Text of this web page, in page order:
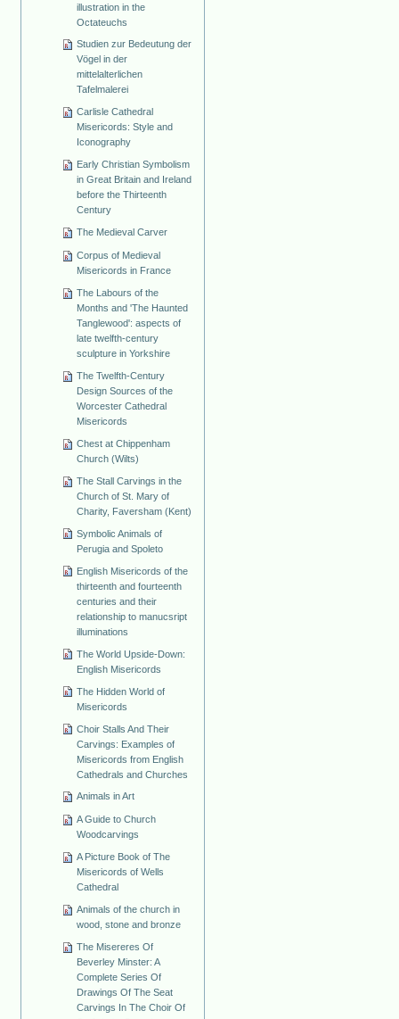
illustration in the
Octateuchs
Studien zur Bedeutung der
Vögel in der
mittelalterlichen
Tafelmalerei
Carlisle Cathedral
Misericords: Style and
Iconography
Early Christian Symbolism
in Great Britain and Ireland
before the Thirteenth
Century
The Medieval Carver
Corpus of Medieval
Misericords in France
The Labours of the
Months and 'The Haunted
Tanglewood': aspects of
late twelfth-century
sculpture in Yorkshire
The Twelfth-Century
Design Sources of the
Worcester Cathedral
Misericords
Chest at Chippenham
Church (Wilts)
The Stall Carvings in the
Church of St. Mary of
Charity, Faversham (Kent)
Symbolic Animals of
Perugia and Spoleto
English Misericords of the
thirteenth and fourteenth
centuries and their
relationship to manucsript
illuminations
The World Upside-Down:
English Misericords
The Hidden World of
Misericords
Choir Stalls And Their
Carvings: Examples of
Misericords from English
Cathedrals and Churches
Animals in Art
A Guide to Church
Woodcarvings
A Picture Book of The
Misericords of Wells
Cathedral
Animals of the church in
wood, stone and bronze
The Misereres Of
Beverley Minster: A
Complete Series Of
Drawings Of The Seat
Carvings In The Choir Of